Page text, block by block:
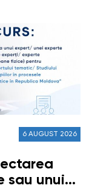
6 AUGUST 2026
sau unui